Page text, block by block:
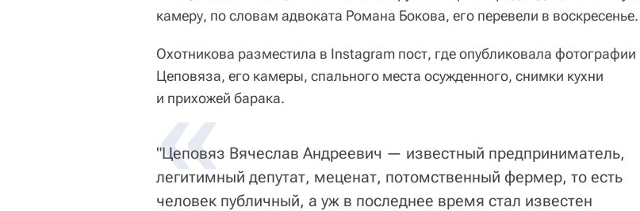
камеру, по словам адвоката Романа Бокова, его перевели в воскресенье.
Охотникова разместила в Instagram пост, где опубликовала фотографии
Цеповяза, его камеры, спального места осужденного, снимки кухни
и прихожей барака.
«
"Цеповяз Вячеслав Андреевич — известный предприниматель,
легитимный депутат, меценат, потомственный фермер, то есть
человек публичный, а уж в последнее время стал известен